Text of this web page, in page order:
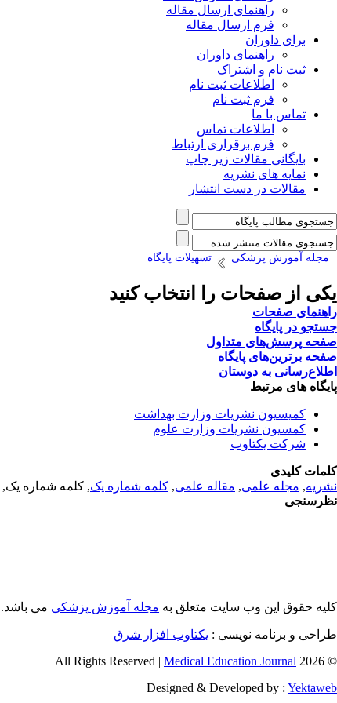
راهنمای ارسال مقاله
فرم ارسال مقاله
برای داوران
راهنمای داوران
ثبت نام و اشتراک
اطلاعات ثبت نام
فرم ثبت نام
تماس با ما
اطلاعات تماس
فرم برقراری ارتباط
بایگانی مقالات زیر چاپ
نمایه های نشریه
مقالات در دست انتشار
مجله آموزش پزشکی تسهیلات پایگاه
یکی از صفحات را انتخاب کنید
راهنمای صفحات
جستجو در پایگاه
صفحه پرسش‌های متداول
صفحه برترین‌های پایگاه
اطلاع‌رسانی به دوستان
پایگاه های مرتبط
کمیسیون نشریات وزارت بهداشت
کمسیون نشریات وزارت علوم
شرکت یکتاوب
کلمات کلیدی
نشریه, مجله علمی, مقاله علمی, کلمه شماره یک, کلمه شماره یک,
نظرسنجی
کلیه حقوق این وب سایت متعلق به مجله آموزش پزشکی می باشد.
طراحی و برنامه نویسی : یکتاوب افزار شرق
© 2026 All Rights Reserved |
Medical Education Journal
Designed & Developed by : Yektaweb